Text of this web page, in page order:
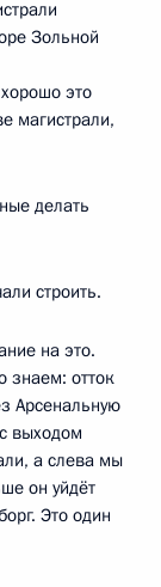
Зольной
это
магистрали,
делать
строить.
на это.
отток
Арсенальную
выходом
а слева мы
он уйдёт
Это один